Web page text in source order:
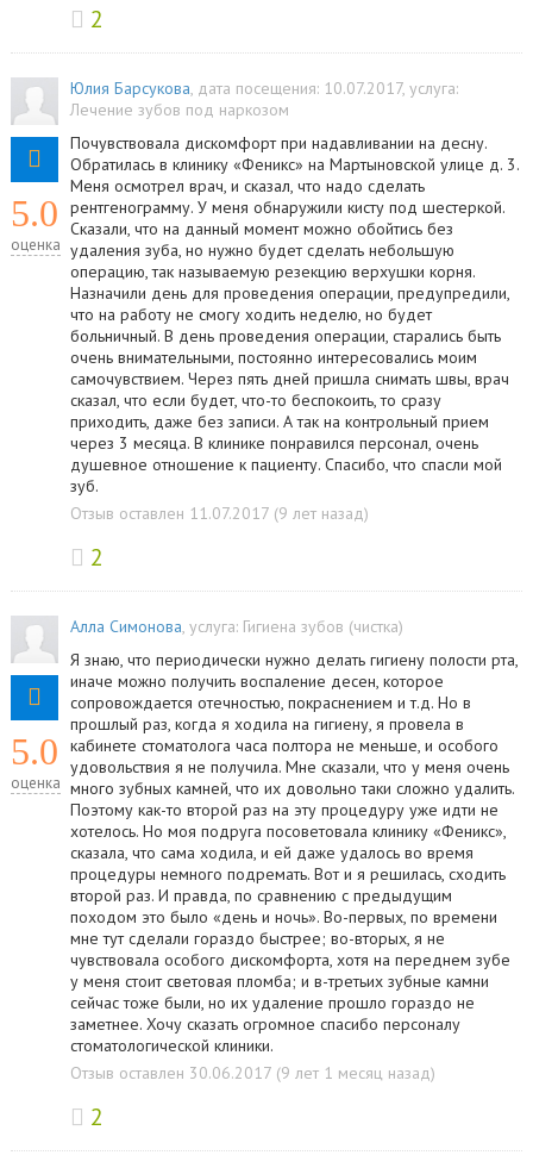
2
5.0
оценка
Юлия Барсукова, дата посещения: 10.07.2017, услуга:
Лечение зубов под наркозом
Почувствовала дискомфорт при надавливании на десну.
Обратилась в клинику «Феникс» на Мартыновской улице д. 3.
Меня осмотрел врач, и сказал, что надо сделать
рентгенограмму. У меня обнаружили кисту под шестеркой.
Сказали, что на данный момент можно обойтись без
удаления зуба, но нужно будет сделать небольшую
операцию, так называемую резекцию верхушки корня.
Назначили день для проведения операции, предупредили,
что на работу не смогу ходить неделю, но будет
больничный. В день проведения операции, старались быть
очень внимательными, постоянно интересовались моим
самочувствием. Через пять дней пришла снимать швы, врач
сказал, что если будет, что-то беспокоить, то сразу
приходить, даже без записи. А так на контрольный прием
через 3 месяца. В клинике понравился персонал, очень
душевное отношение к пациенту. Спасибо, что спасли мой
зуб.
Отзыв оставлен 11.07.2017 (9 лет назад)
2
5.0
оценка
Алла Симонова, услуга: Гигиена зубов (чистка)
Я знаю, что периодически нужно делать гигиену полости рта,
иначе можно получить воспаление десен, которое
сопровождается отечностью, покраснением и т.д. Но в
прошлый раз, когда я ходила на гигиену, я провела в
кабинете стоматолога часа полтора не меньше, и особого
удовольствия я не получила. Мне сказали, что у меня очень
много зубных камней, что их довольно таки сложно удалить.
Поэтому как-то второй раз на эту процедуру уже идти не
хотелось. Но моя подруга посоветовала клинику «Феникс»,
сказала, что сама ходила, и ей даже удалось во время
процедуры немного подремать. Вот и я решилась, сходить
второй раз. И правда, по сравнению с предыдущим
походом это было «день и ночь». Во-первых, по времени
мне тут сделали гораздо быстрее; во-вторых, я не
чувствовала особого дискомфорта, хотя на переднем зубе
у меня стоит световая пломба; и в-третьих зубные камни
сейчас тоже были, но их удаление прошло гораздо не
заметнее. Хочу сказать огромное спасибо персоналу
стоматологической клиники.
Отзыв оставлен 30.06.2017 (9 лет 1 месяц назад)
2